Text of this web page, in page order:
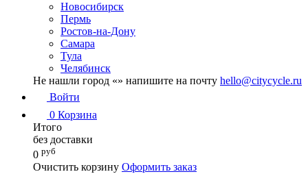
Новосибирск
Пермь
Ростов-на-Дону
Самара
Тула
Челябинск
Не нашли город «» напишите на почту hello@citycycle.ru
Войти
0 Корзина
Итого
без доставки
0 руб
Очистить корзину Оформить заказ